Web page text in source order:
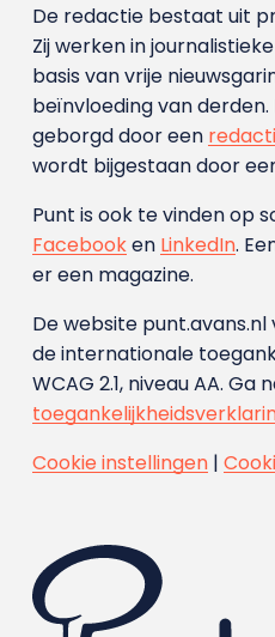
De redactie bestaat uit
Zij werken in
basis van vrije
beïnvloeding van
geborgd door een
wordt bijgestaan door
Punt is ook te vinden op
Facebooken LinkedIn.
er een magazine.
De website
de internationale
WCAG 2.1, niveau AA. Ga
Cookie instellingen|